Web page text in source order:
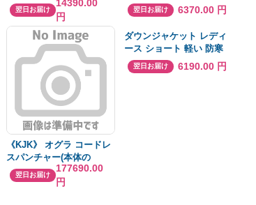
り翌日お届け
14390.00
円
OD361211 工事必要
翌日お届け 6370.00 円
《KJK》 オグラ コードレ
スパンチャー(本体の
み)0063801 ωο0
翌日お届け
177690.00
円
ダウンジャケット レディ
ース ショート 軽い 防寒
登山 ジャケット ふわふわ
無地 登山 ウルトラライト
翌日お届け 6190.00 円